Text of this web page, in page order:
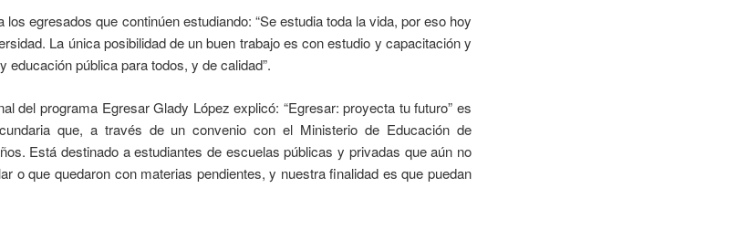
los egresados que continúen estudiando: “Se estudia toda la vida, por eso hoy
La única posibilidad de un buen trabajo es con estudio y capacitación y
educación pública para todos, y de calidad”.
del programa Egresar Glady López explicó: “Egresar: proyecta tu futuro” es
que, a través de un convenio con el Ministerio de Educación de
Está destinado a estudiantes de escuelas públicas y privadas que aún no
o que quedaron con materias pendientes, y nuestra finalidad es que puedan